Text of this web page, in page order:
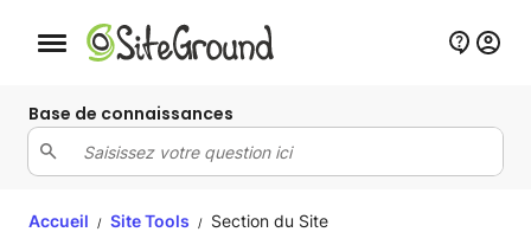
Bouton de navigation mobile
Base de connaissances
Accueil / Site Tools / Section du Site